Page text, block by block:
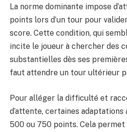
La norme dominante impose
points lors d’un tour pour
score. Cette condition, qui
incite le joueur à chercher des
substantielles dès ses
faut attendre un tour ultérieur
Pour alléger la difficulté et
d’attente, certaines
500 ou 750 points. Cela permet